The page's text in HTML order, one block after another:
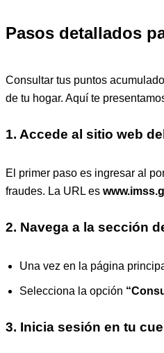
Pasos detallados
Consultar tus puntos
de tu hogar. Aquí te
1. Accede al sitio web
El primer paso es ingresar al
fraudes. La URL es
2. Navega a la sección
Una vez en la página
Selecciona la opción
3. Inicia sesión en tu